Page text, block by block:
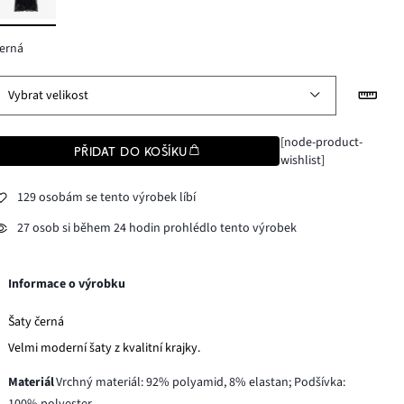
Vybrat velikost
PŘIDAT DO KOŠÍKU
[node-product-
wishlist]
129 osobám se tento výrobek líbí
27 osob si během 24 hodin prohlédlo tento výrobek
Informace o výrobku
Šaty černá
Velmi moderní šaty z kvalitní krajky.
MateriálVrchný materiál: 92% polyamid, 8% elastan; Podšívka: